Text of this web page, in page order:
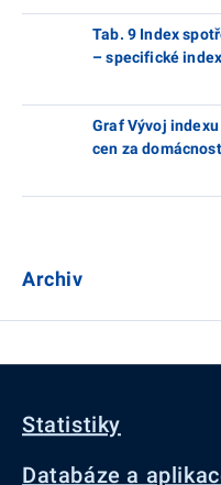
Tab. 9 Index
– specifické
Graf Vývoj
cen za
Archiv
Statistiky
Databáze a